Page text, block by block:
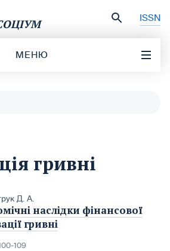
ISSN
МЕНЮ
гривні
Д. А.
наслідки фінансової
гривні
109